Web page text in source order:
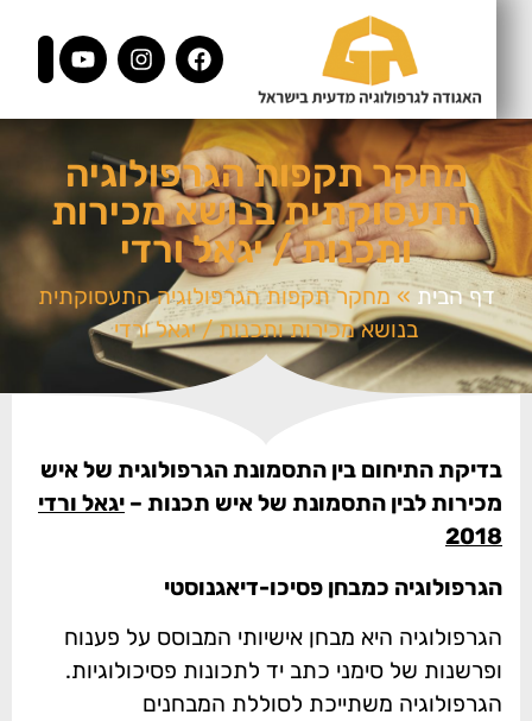
מחקר תקפות הגרפולוגיה
התעסוקתית בנושא מכירות
ותכנות / יגאל ורדי
דף הבית»מחקר תקפות הגרפולוגיה התעסוקתית
בנושא מכירות ותכנות / יגאל ורדי
בדיקת התיחום בין התסמונת הגרפולוגית של איש
מכירות לבין התסמונת של איש תכנות – יגאל ורדי
2018
הגרפולוגיה כמבחן פסיכו-דיאגנוסטי
הגרפולוגיה היא מבחן אישיותי המבוסס על פענוח
ופרשנות של סימני כתב יד לתכונות פסיכולוגיות.
הגרפולוגיה משתייכת לסוללת המבחנים